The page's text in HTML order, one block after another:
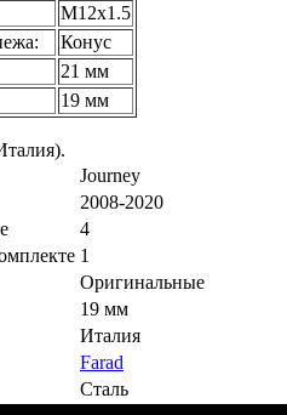
М12х1.5
Конус
21 мм
19 мм
Journey
2008-2020
4
1
Оригинальные
19 мм
Италия
Farad
Сталь